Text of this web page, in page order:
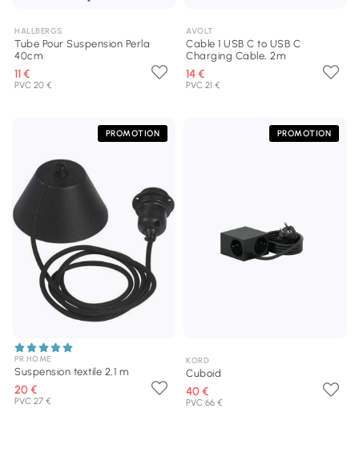
HALLBERGS
Tube Pour Suspension Perla
40cm
11 €
PVC 20 €
AVOLT
Cable 1 USB C to USB C
Charging Cable, 2m
14 €
PVC 21 €
PROMOTION
PR HOME
Suspension textile 2,1 m
20 €
PVC 27 €
PROMOTION
KORD
Cuboid
40 €
PVC 66 €